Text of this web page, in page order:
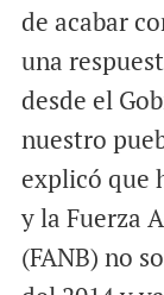
de acabar
una
desde el
nuestro
explicó que
y la Fuerza
(FANB) no